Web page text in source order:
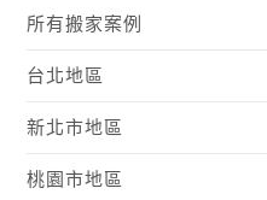
所有搬家案例
台北地區
新北市地區
桃園市地區